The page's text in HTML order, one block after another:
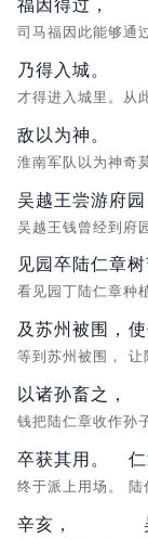
福因得过，
司马福因此能够通
乃得入城。
才得进入城里。从
敌以为神。
淮南军队以为神奇
吴越王尝游府园
吴越王钱曾经到府
见园卒陆仁章
看见园丁陆仁章种
及苏州被围，
等到苏州被围， 让
以诸孙畜之，
钱把陆仁章收作孙
卒获其用。
终于派上用场。 陆
辛亥，